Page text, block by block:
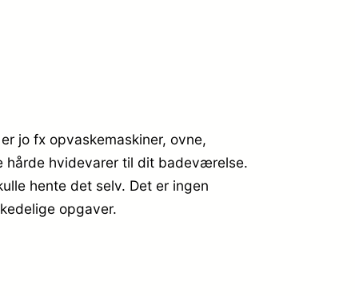
jo fx opvaskemaskiner, ovne,
hårde hvidevarer til dit badeværelse.
hente det selv. Det er ingen
opgaver.